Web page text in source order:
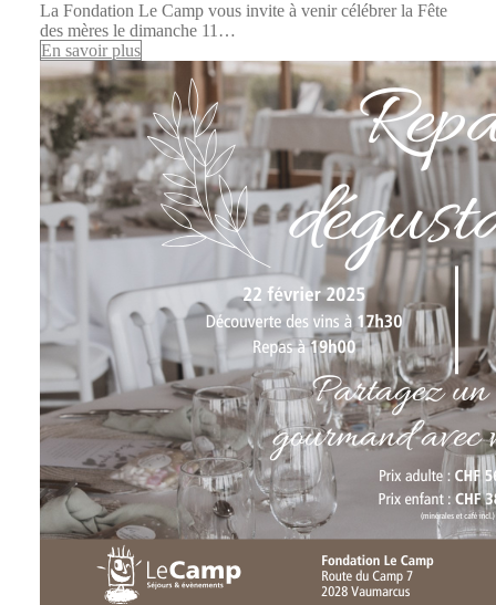
La Fondation Le Camp vous invite à venir célébrer la Fête
des mères le dimanche 11…
En savoir plus